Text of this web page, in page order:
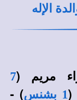
الإله
مريم (7
(1 بشنس
) -